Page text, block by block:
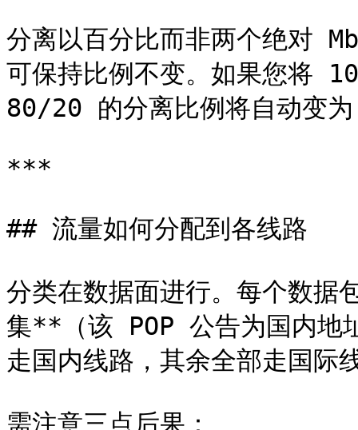
分离以百分比而非两个绝对
可保持比例不变。如果您将
80/20 的分离比例将自动变
***
## 流量如何分配到各线路
分类在数据面进行。每个数
集**（该 POP 公告为国内地
走国内线路，其余全部走国际
需注意三点后果：